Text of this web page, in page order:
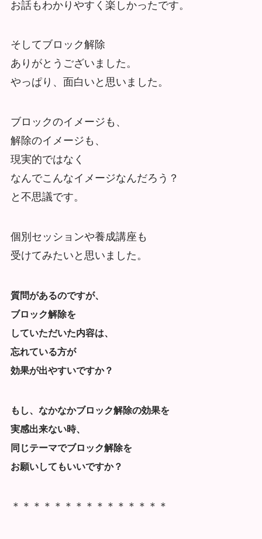
お話もわかりやすく楽しかったです。
そしてブロック解除
ありがとうございました。
やっぱり、面白いと思いました。
ブロックのイメージも、
解除のイ メージも、
現実的ではなく
なんでこんなイメージなんだろう？
と不思議です。
個別セッションや養成講座も
受けてみたいと思いました。
質問があるのですが、
ブロック解除を
していただいた内容は、
忘れている方が
効果が出やすいですか？
もし、なかなかブロック解除の効果を
実感出来ない時、
同じテーマでブロック解除を
お願いしてもいいですか？
＊＊＊＊＊＊＊＊＊＊＊＊＊＊＊